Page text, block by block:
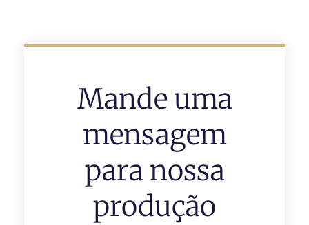
Mande uma
mensagem
para nossa
produção